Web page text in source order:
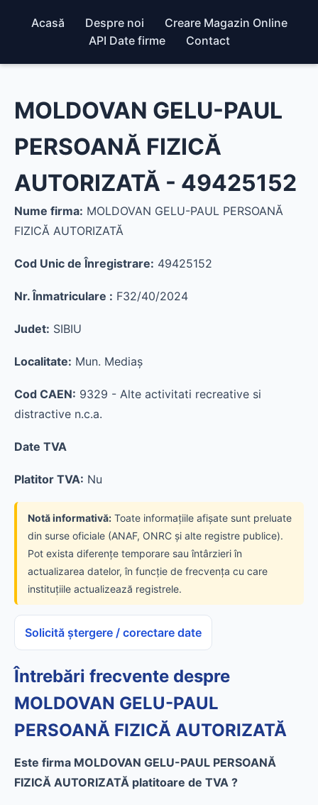
Acasă Despre noi
Creare Magazin Online
API Date firme
Contact
MOLDOVAN GELU-PAUL
PERSOANĂ FIZICĂ
AUTORIZATĂ - 49425152
Nume firma: MOLDOVAN GELU-PAUL PERSOANĂ
FIZICĂ AUTORIZATĂ
Cod Unic de Înregistrare: 49425152
Nr. Înmatriculare : F32/40/2024
Judet: SIBIU
Localitate: Mun. Mediaş
Cod CAEN: 9329 - Alte activitati recreative si
distractive n.c.a.
Date TVA
Platitor TVA: Nu
Notă informativă: Toate informațiile afișate sunt preluate
din surse oficiale (ANAF, ONRC și alte registre publice).
Pot exista diferențe temporare sau întârzieri în
actualizarea datelor, în funcție de frecvența cu care
instituțiile actualizează registrele.
Solicită ștergere / corectare date
Întrebări frecvente despre
MOLDOVAN GELU-PAUL
PERSOANĂ FIZICĂ AUTORIZATĂ
Este firma MOLDOVAN GELU-PAUL PERSOANĂ
FIZICĂ AUTORIZATĂ platitoare de TVA ?